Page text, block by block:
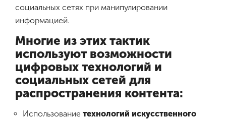
социальных сетях при манипулировании
информацией.
Многие из этих тактик
используют возможности
цифровых технологий и
социальных сетей для
распространения контента:
Использование технологий искусственного